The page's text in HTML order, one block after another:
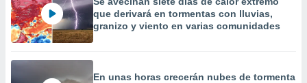
que derivará en tormentas con lluvias,
granizo y viento en varias comunidades
En unas horas crecerán nubes de tormenta